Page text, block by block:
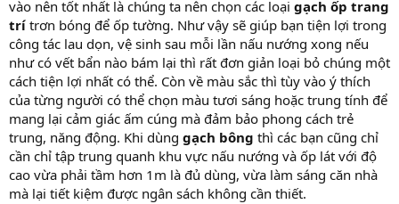
vào nên tốt nhất là chúng ta nên chọn các loại gạch ốp trang
trí trơn bóng để ốp tường. Như vậy sẽ giúp bạn tiện lợi trong
công tác lau dọn, vệ sinh sau mỗi lần nấu nướng xong nếu
như có vết bẩn nào bám lại thì rất đơn giản loại bỏ chúng một
cách tiện lợi nhất có thể. Còn về màu sắc thì tùy vào ý thích
của từng người có thể chọn màu tươi sáng hoặc trung tính để
mang lại cảm giác ấm cúng mà đảm bảo phong cách trẻ
trung, năng động. Khi dùng gạch bông thì các bạn cũng chỉ
cần chỉ tập trung quanh khu vực nấu nướng và ốp lát với độ
cao vừa phải tầm hơn 1m là đủ dùng, vừa làm sáng căn nhà
mà lại tiết kiệm được ngân sách không cần thiết.